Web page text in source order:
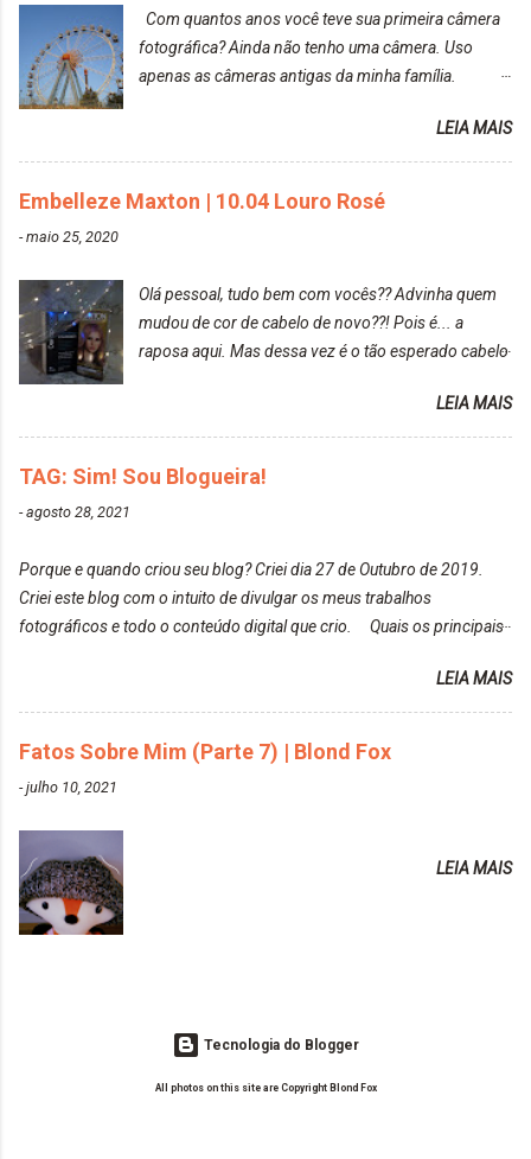
Par de luvas e um guia explicativo im...
Com quantos anos você teve sua primeira câmera
fotográfica? Ainda não tenho uma câmera. Uso
apenas as câmeras antigas da minha família.
diria que gosto mais de fotografar, mas comecei a
gostar bastante de ser a minha modelo. Você tem
uma boa câmera para fotografar? Ainda não tenho
uma super câmera profissional. Por enquanto, a
suas fotos? Sim. Posto aqui e pelas minhas páginas.
Tumblr, We heart it, ou instagram? Instagram. Eu
particularmente não gosto de Tumblr e nem do We
elas fiquem no modo original? Sou do time foto
de um determinado lugar ou de algo que estou
fotografan...
LEIA MAIS
Embelleze Maxton | 10.04 Louro Rosé
-maio 25, 2020
Olá pessoal, tudo bem com vocês?? Advinha quem
mudou de cor de cabelo de novo??! Pois é... a
raposa aqui. Mas dessa vez é o tão esperado cabelo
Louro Rosé Se vocês não acompanharam a saga do
meu cabelo colorido, vou deixar aqui embaixo, o link
de todos que fiz para vocês verem: ✨ Alfaparf | Alta
Moda é... Creative Crazy Colors Pink
Turkiss Blue
https://www.adrielly.com.br/2020/02/keraton-hard-
colors-turkiss-blue.html ✨ Alpha Line | Máscara
Ozzy Lilac
em meu cabelo, pois, sempre jogava tinta em cima
LEIA MAIS
TAG: Sim! Sou Blogueira!
-agosto 28, 2021
Porque e quando criou seu blog? Criei dia 27 de Outubro de 2019.
Criei este blog com o intuito de divulgar os meus trabalhos
fotográficos e todo o conteúdo digital que crio. Quais os principais
vida de Blogueira? Tem sido um sonho. Minha família me apoia muito.
Qual a parte chata da vida de Blogueira? Às vezes, a criatividade vai
embora... O que tem de melhor em ser Blogueira? Ver o seu trabalho
sendo reconhecido. Aonde deseja chegar com o seu Blog? Muito
além daquilo que imagino. Seu blog pra você é profissional ou passa-
tempo? Vejo como sendo profissional. Me empenho muito fazendo
tudo para ele. Quais blogs acompanha, e quais indica? Eu acompanho
o Drilly Design e comecei a ler as postagens do antigo blog da Sweet
Carol "Magic Days". Tem sido fácil o convívio com seguidoras e
leitoras? Claro. Seu blog já esta como quer, ou ainda ...
LEIA MAIS
Fatos Sobre Mim (Parte 7) | Blond Fox
-julho 10, 2021
LEIA MAIS
Tecnologia do Blogger
All photos on this site are Copyright Blond Fox